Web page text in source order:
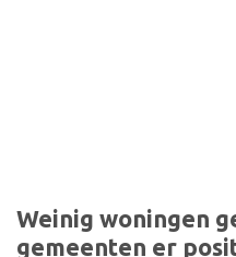
Weinig woningen
gemeenten er